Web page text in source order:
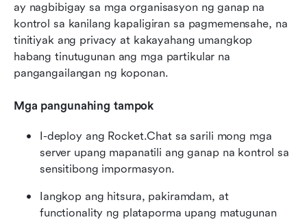
ay nagbibigay sa mga organisasyon ng ganap na
kontrol sa kanilang kapaligiran sa pagmemensahe, na
tinitiyak ang privacy at kakayahang umangkop
habang tinutugunan ang mga partikular na
pangangailangan ng koponan.
Mga pangunahing tampok
I-deploy ang Rocket.Chat sa sarili mong mga
server upang mapanatili ang ganap na kontrol sa
sensitibong impormasyon.
Iangkop ang hitsura, pakiramdam, at
functionality ng plataporma upang matugunan